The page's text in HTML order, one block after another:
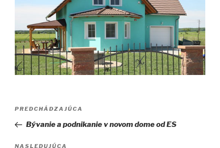
Navigácia
článku
Predchádzajúci
článok
PREDCHÁDZAJÚCA
Bývanie a podnikanie v novom dome od ES
NASLEDUJÚCA